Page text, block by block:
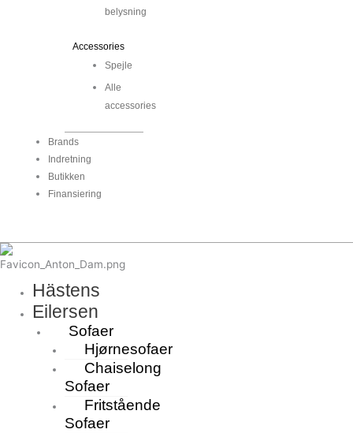
belysning
Accessories
Spejle
Alle
accessories
Brands
Indretning
Butikken
Finansiering
Hästens
Eilersen
Sofaer
Hjørnesofaer
Chaiselong
Sofaer
Fritstående
Sofaer